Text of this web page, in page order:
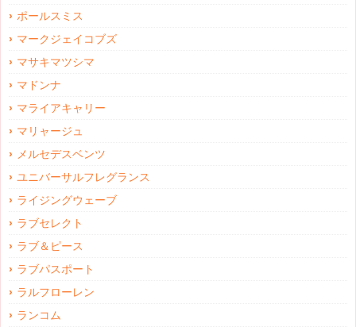
ポールスミス
マークジェイコブズ
マサキマツシマ
マドンナ
マライアキャリー
マリャージュ
メルセデスベンツ
ユニバーサルフレグランス
ライジングウェーブ
ラブセレクト
ラブ＆ピース
ラブパスポート
ラルフローレン
ランコム